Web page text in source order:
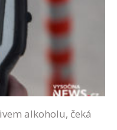
alkoholu, čeká